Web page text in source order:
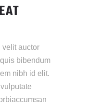
velit auctor
bibendum
nibh id elit.